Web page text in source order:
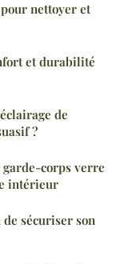
nettoyer et
et durabilité
de
?
corps verre
intérieur
sécuriser son